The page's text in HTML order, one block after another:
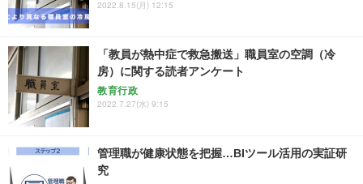
2022.8.15(月) 12:15
「教員が熱中症で救急搬送」職員室の空調（冷
房）に関する読者アンケート
教育行政
2022.7.27(水) 9:15
管理職が健康状態を把握…BIツール活用の実証研
究